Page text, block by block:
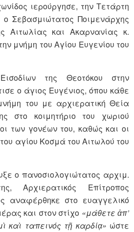
ιερούργησε, την Τετάρτη
ο Σεβασμιώτατος Ποιμενάρχης
Αιτωλίας και Ακαρνανίας κ.
μνήμη του Αγίου Ευγενίου του
της Θεοτόκου στην
ο άγιος Ευγένιος, όπου κάθε
του με αρχιερατική Θεία
στο κοιμητήριο του χωριού
των γονέων του, καθώς και οι
αγίου Κοσμά του Αιτωλού του
ο πανοσιολογιώτατος αρχιμ.
Αρχιερατικός Επίτροπος
αναφέρθηκε στο ευαγγελικό
και στον στίχο «μάθετε ἀπ’
καὶ ταπεινός τῇ καρδίᾳ» ώστε